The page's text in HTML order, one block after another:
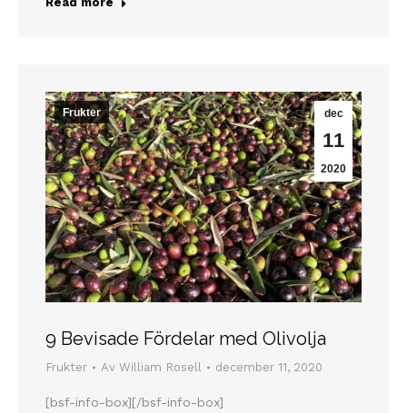
dec
11
2020
Frukter
9 Bevisade Fördelar med Olivolja
Frukter Av William Rosell december 11, 2020
[bsf-info-box][/bsf-info-box]